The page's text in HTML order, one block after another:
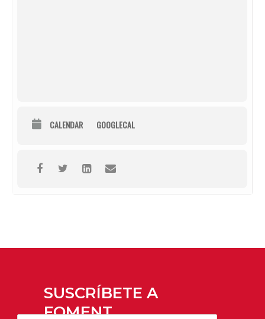
CALENDAR GOOGLECAL
SUSCRÍBETE A
FOMENT